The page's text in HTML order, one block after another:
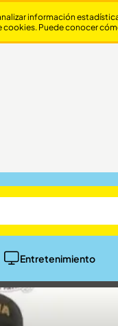
Entretenimiento
información
Puede conocer